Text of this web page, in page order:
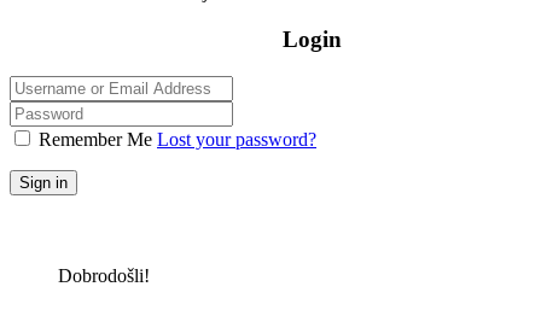
Login
Remember Me Lost your password?
Sign in
Dobrodošli!